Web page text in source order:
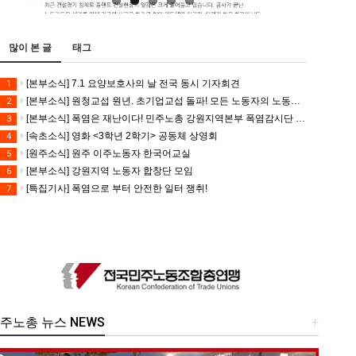
많이 본 글 태그
1 [본부소식] 7.1 요양보호사의 날 전국 동시 기자회견
2 [본부소식] 원청교섭 원년. 초기업교섭 돌파! 모든 노동자의 노동기본권 쟁취! 민주노총 7.15 총파업대회
3 [본부소식] 폭염은 재난이다! 민주노총 강원지역본부 폭염감시단 선포 기자회견
4 [속초소식] 영화 <3학년 2학기> 공동체 상영회
5 [원주소식] 원주 이주노동자 한국어교실
6 [본부소식] 강원지역 노동자 합창단 모임
7 [특집기사] 폭염으로 부터 안전한 일터 쟁취!
+
노총 뉴스 NEWS